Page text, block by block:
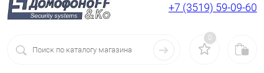
+7 (3519) 59-09-60
0